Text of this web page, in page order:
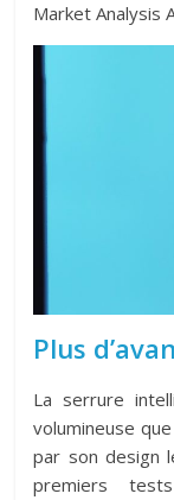
Market Analysis
Plus
La serrure
volumineuse
par son design
premiers